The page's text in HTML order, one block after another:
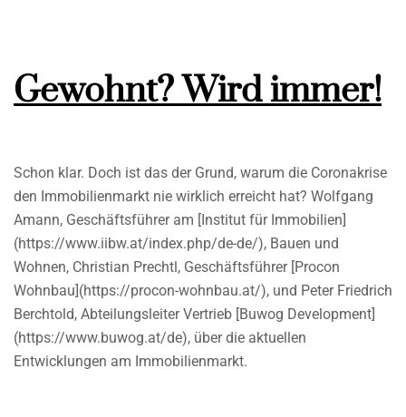
Gewohnt? Wird immer!
Schon klar. Doch ist das der Grund, warum die Coronakrise
den Immobilienmarkt nie wirklich erreicht hat? Wolfgang
Amann, Geschäftsführer am [Institut für Immobilien]
(https://www.iibw.at/index.php/de-de/), Bauen und
Wohnen, Christian Prechtl, Geschäftsführer [Procon
Wohnbau](https://procon-wohnbau.at/), und Peter Friedrich
Berchtold, Abteilungsleiter Vertrieb [Buwog Development]
(https://www.buwog.at/de), über die aktuellen
Entwicklungen am Immobilienmarkt.